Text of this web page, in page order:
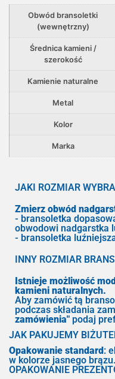
Obwód bransoletki
(wewnętrzny)
Średnica kamieni /
szerokość
Kamienie naturalne
Metal
Kolor
Marka
JAKI ROZMIAR
Zmierz obwód
- bransoletka
obwodowi nadgarstka
- bransoletka
INNY ROZMIAR
Istnieje możliwość
kamieni naturalnych.
Aby zamówić tą
podczas składania
zamówienia" podaj
JAK PAKUJEMY
Opakowanie standard :
w kolorze jasnego brązu.
OPAKOWANIE